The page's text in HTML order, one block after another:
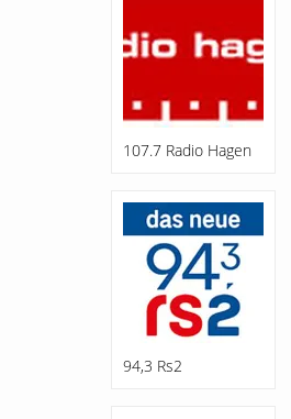
107.7 Radio Hagen
94,3 Rs2